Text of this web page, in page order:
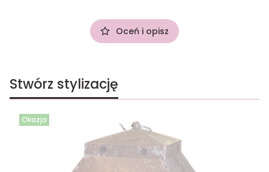
Oceń i opisz
Stwórz stylizację
Okazja